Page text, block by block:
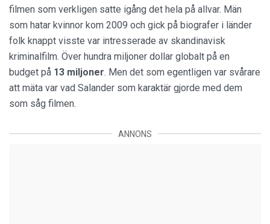
filmen som verkligen satte igång det hela på allvar. Män
som hatar kvinnor kom 2009 och gick på biografer i länder
folk knappt visste var intresserade av skandinavisk
kriminalfilm. Över hundra miljoner dollar globalt på en
budget på 13 miljoner. Men det som egentligen var svårare
att mäta var vad Salander som karaktär gjorde med dem
som såg filmen.
ANNONS